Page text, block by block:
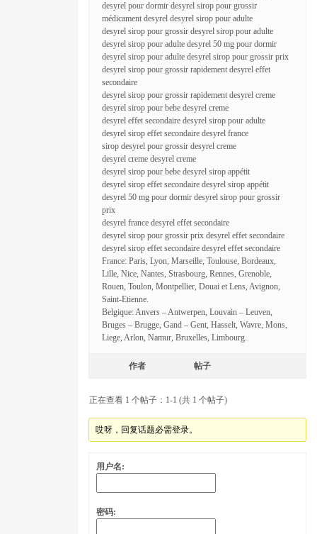
desyrel pour dormir desyrel sirop pour grossir
médicament desyrel desyrel sirop pour adulte
desyrel sirop pour grossir desyrel sirop pour adulte
desyrel sirop pour adulte desyrel 50 mg pour dormir
desyrel sirop pour adulte desyrel sirop pour grossir prix
desyrel sirop pour grossir rapidement desyrel effet
secondaire
desyrel sirop pour grossir rapidement desyrel creme
desyrel sirop pour bebe desyrel creme
desyrel effet secondaire desyrel sirop pour adulte
desyrel sirop effet secondaire desyrel france
sirop desyrel pour grossir desyrel creme
desyrel creme desyrel creme
desyrel sirop pour bebe desyrel sirop appétit
desyrel sirop effet secondaire desyrel sirop appétit
desyrel 50 mg pour dormir desyrel sirop pour grossir
prix
desyrel france desyrel effet secondaire
desyrel sirop pour grossir prix desyrel effet secondaire
desyrel sirop effet secondaire desyrel effet secondaire
France: Paris, Lyon, Marseille, Toulouse, Bordeaux,
Lille, Nice, Nantes, Strasbourg, Rennes, Grenoble,
Rouen, Toulon, Montpellier, Douai et Lens, Avignon,
Saint-Etienne.
Belgique: Anvers – Antwerpen, Louvain – Leuven,
Bruges – Brugge, Gand – Gent, Hasselt, Wavre, Mons,
Liege, Arlon, Namur, Bruxelles, Limbourg.
作者 帖子
正在查看 1 个帖子：1-1 (共 1 个帖子)
哎呀，回复话题必需登录。
用户名:
密码: